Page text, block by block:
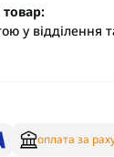
у відділення
оплата за